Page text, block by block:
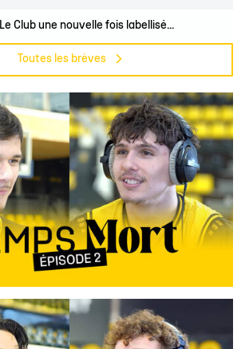
Le Club une nouvelle fois labellisé...
Toutes les brèves